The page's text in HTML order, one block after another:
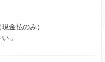
金払のみ）
。